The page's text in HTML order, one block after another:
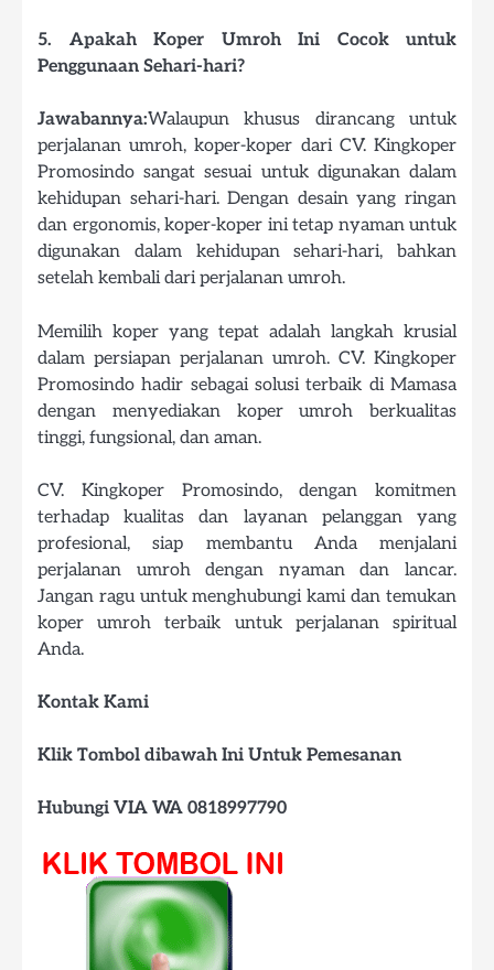
5. Apakah Koper Umroh Ini Cocok untuk
Penggunaan Sehari-hari?
Jawabannya:Walaupun khusus dirancang untuk
perjalanan umroh, koper-koper dari CV. Kingkoper
Promosindo sangat sesuai untuk digunakan dalam
kehidupan sehari-hari. Dengan desain yang ringan
dan ergonomis, koper-koper ini tetap nyaman untuk
digunakan dalam kehidupan sehari-hari, bahkan
setelah kembali dari perjalanan umroh.
Memilih koper yang tepat adalah langkah krusial
dalam persiapan perjalanan umroh. CV. Kingkoper
Promosindo hadir sebagai solusi terbaik di Mamasa
dengan menyediakan koper umroh berkualitas
tinggi, fungsional, dan aman.
CV. Kingkoper Promosindo, dengan komitmen
terhadap kualitas dan layanan pelanggan yang
profesional, siap membantu Anda menjalani
perjalanan umroh dengan nyaman dan lancar.
Jangan ragu untuk menghubungi kami dan temukan
koper umroh terbaik untuk perjalanan spiritual
Anda.
Kontak Kami
Klik Tombol dibawah Ini Untuk Pemesanan
Hubungi VIA WA 0818997790